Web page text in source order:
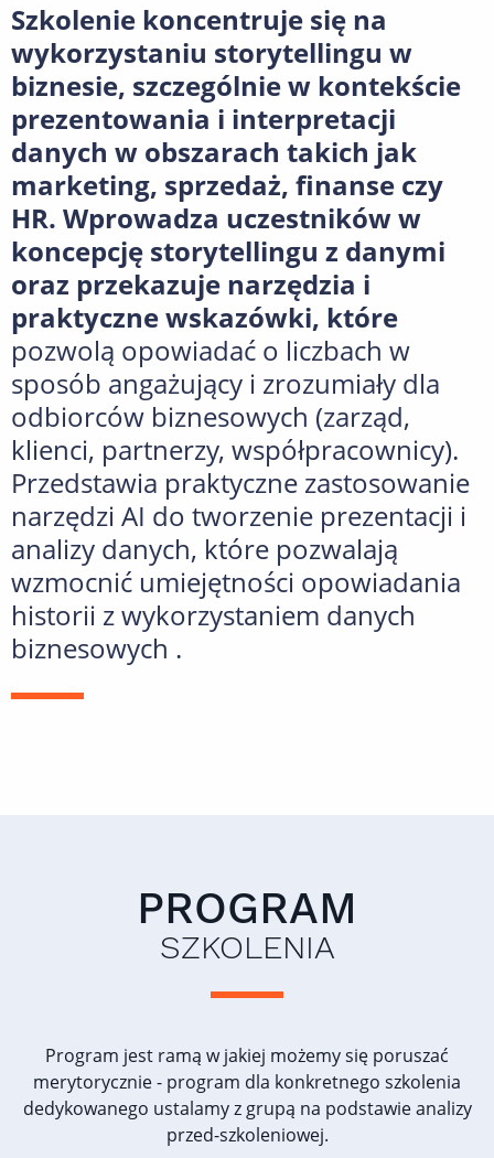
Szkolenie koncentruje się na
wykorzystaniu storytellingu w
biznesie, szczególnie w kontekście
prezentowania i interpretacji
danych w obszarach takich jak
marketing, sprzedaż, finanse czy
HR. Wprowadza uczestników w
koncepcję storytellingu z danymi
oraz przekazuje narzędzia i
praktyczne wskazówki, które
pozwolą opowiadać o liczbach w
sposób angażujący i zrozumiały dla
odbiorców biznesowych (zarząd,
klienci, partnerzy, współpracownicy).
Przedstawia praktyczne zastosowanie
narzędzi AI do tworzenie prezentacji i
analizy danych, które pozwalają
wzmocnić umiejętności opowiadania
historii z wykorzystaniem danych
biznesowych .
PROGRAM
SZKOLENIA
Program jest ramą w jakiej możemy się poruszać
merytorycznie - program dla konkretnego szkolenia
dedykowanego ustalamy z grupą na podstawie analizy
przed-szkoleniowej.